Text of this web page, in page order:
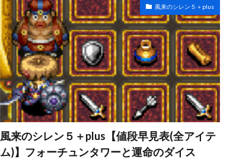
風来のシレン５＋plus
風来のシレン５＋plus【値段早見表(全アイテ
ム)】フォーチュンタワーと運命のダイス